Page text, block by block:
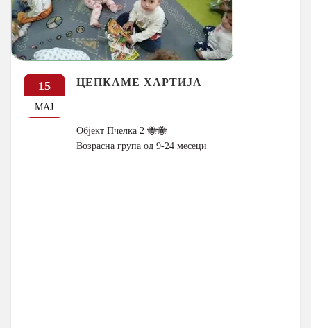
15
МАЈ
ЦЕПКАМЕ ХАРТИЈА
Објект Пчелка 2 🐝🐝
Возрасна група од 9-24 месеци